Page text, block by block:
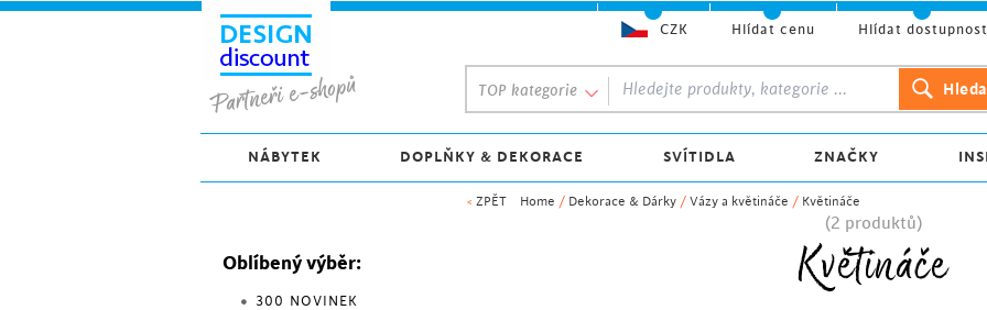
< ZPĚT Home / Dekorace & Dárky / Vázy a květináče / Květináče
(2 produktů)
Květináče
Oblíbený výběr:
300 NOVINEK
TOP kategorie
NÁBYTEK DOPLŇKY & DEKORACE SVÍTIDLA ZNAČKY
CZK Hlídat cenu Hlídat dostupnost